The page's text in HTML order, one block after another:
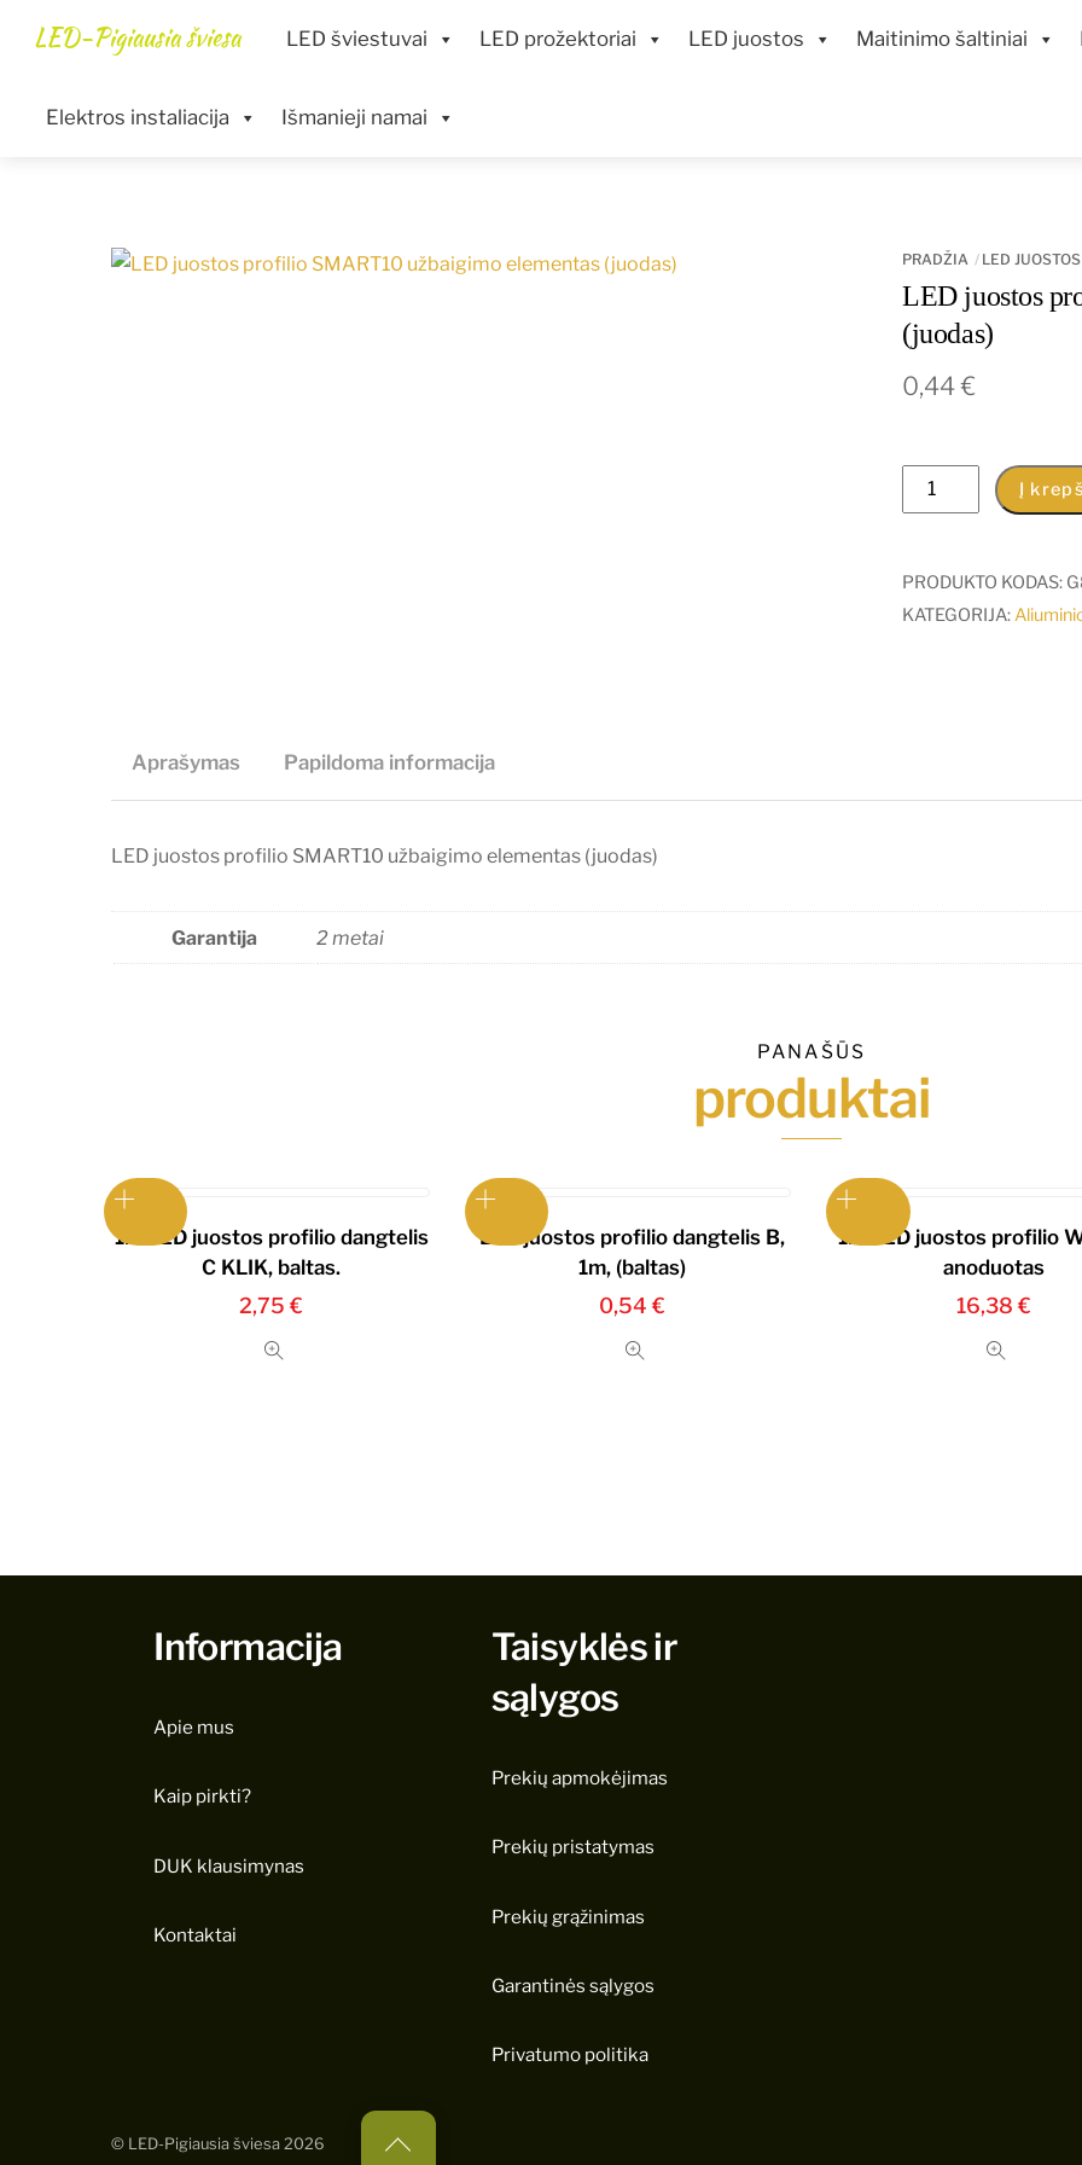
LED-Pigiausia šviesa LED šviestuvai LED prožektoriai LED juostos Maitinimo šaltiniai
Elektros instaliacija Išmanieji namai
PRADŽIA LED JUOSTOS
LED juostos
(juodas)
0,44€
produkto
kiekis:
juostos
profilio
Į
PRODUKTO KODAS:
KATEGORIJA:
Aprašymas Papildoma informacija
LED juostos profilio SMART10 užbaigimo elementas (juodas)
Garantija 2 metai
PANAŠŪS
produktai
1m LED juostos profilio dangtelis
C KLIK, baltas.
2,75€
LED juostos profilio dangtelis B,
1m, (baltas)
0,54€
1m LED juostos profilio
anoduotas
16,38€
Informacija
Apie mus
Kaip pirkti?
DUK klausimynas
Kontaktai
Taisyklės ir
sąlygos
Prekių apmokėjimas
Prekių pristatymas
Prekių grąžinimas
Garantinės sąlygos
Privatumo politika
Back
© LED-Pigiausia šviesa 2026